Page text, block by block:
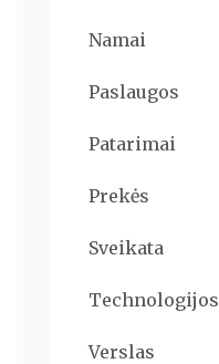
Namai
Paslaugos
Patarimai
Prekės
Sveikata
Technologijos
Verslas